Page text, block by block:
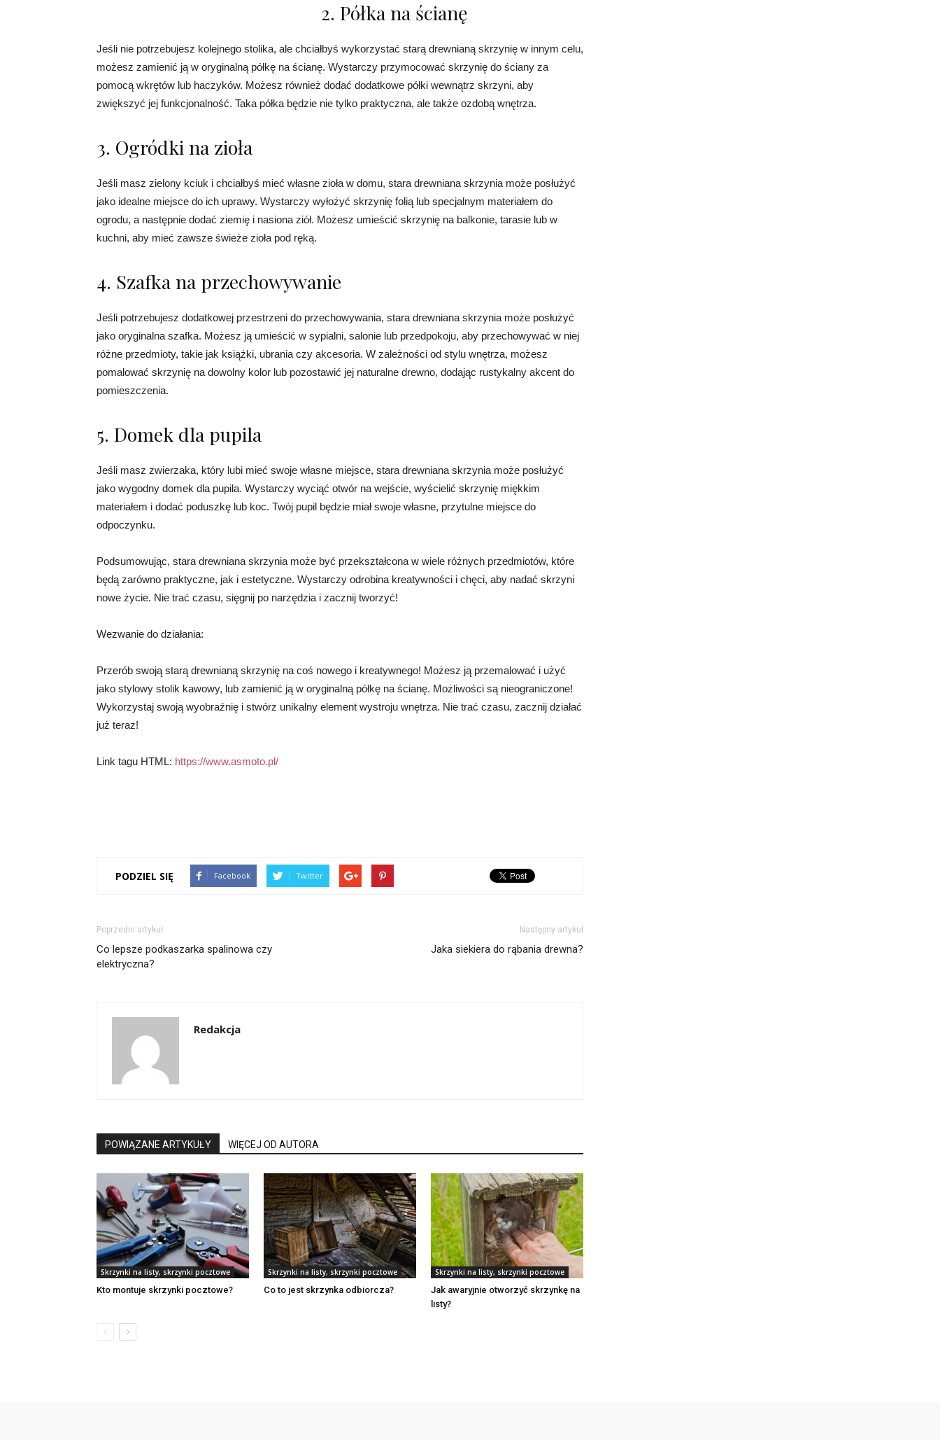
2. Półka na ścianę
Jeśli nie potrzebujesz kolejnego stolika, ale chciałbyś wykorzystać starą drewnianą skrzynię w innym celu,
możesz zamienić ją w oryginalną półkę na ścianę. Wystarczy przymocować skrzynię do ściany za
pomocą wkrętów lub haczyków. Możesz również dodać dodatkowe półki wewnątrz skrzyni, aby
zwiększyć jej funkcjonalność. Taka półka będzie nie tylko praktyczna, ale także ozdobą wnętrza.
3. Ogródki na zioła
Jeśli masz zielony kciuk i chciałbyś mieć własne zioła w domu, stara drewniana skrzynia może posłużyć
jako idealne miejsce do ich uprawy. Wystarczy wyłożyć skrzynię folią lub specjalnym materiałem do
ogrodu, a następnie dodać ziemię i nasiona ziół. Możesz umieścić skrzynię na balkonie, tarasie lub w
kuchni, aby mieć zawsze świeże zioła pod ręką.
4. Szafka na przechowywanie
Jeśli potrzebujesz dodatkowej przestrzeni do przechowywania, stara drewniana skrzynia może posłużyć
jako oryginalna szafka. Możesz ją umieścić w sypialni, salonie lub przedpokoju, aby przechowywać w niej
różne przedmioty, takie jak książki, ubrania czy akcesoria. W zależności od stylu wnętrza, możesz
pomalować skrzynię na dowolny kolor lub pozostawić jej naturalne drewno, dodając rustykalny akcent do
pomieszczenia.
5. Domek dla pupila
Jeśli masz zwierzaka, który lubi mieć swoje własne miejsce, stara drewniana skrzynia może posłużyć
jako wygodny domek dla pupila. Wystarczy wyciąć otwór na wejście, wyścielić skrzynię miękkim
materiałem i dodać poduszkę lub koc. Twój pupil będzie miał swoje własne, przytulne miejsce do
odpoczynku.
Podsumowując, stara drewniana skrzynia może być przekształcona w wiele różnych przedmiotów, które
będą zarówno praktyczne, jak i estetyczne. Wystarczy odrobina kreatywności i chęci, aby nadać skrzyni
nowe życie. Nie trać czasu, sięgnij po narzędzia i zacznij tworzyć!
Wezwanie do działania:
Przerób swoją starą drewnianą skrzynię na coś nowego i kreatywnego! Możesz ją przemalować i użyć
jako stylowy stolik kawowy, lub zamienić ją w oryginalną półkę na ścianę. Możliwości są nieograniczone!
Wykorzystaj swoją wyobraźnię i stwórz unikalny element wystroju wnętrza. Nie trać czasu, zacznij działać
już teraz!
Link tagu HTML: https://www.asmoto.pl/
PODZIEL SIĘ Facebook Twitter
Poprzedni artykuł
Co lepsze podkaszarka spalinowa czy
elektryczna?
Następny artykuł
Jaka siekiera do rąbania drewna?
Redakcja
POWIĄZANE ARTYKUŁY WIĘCEJ OD AUTORA
Skrzynki na listy, skrzynki pocztowe
Kto montuje skrzynki pocztowe?
Skrzynki na listy, skrzynki pocztowe
Co to jest skrzynka odbiorcza?
Skrzynki na listy, skrzynki pocztowe
Jak awaryjnie otworzyć skrzynkę na
listy?